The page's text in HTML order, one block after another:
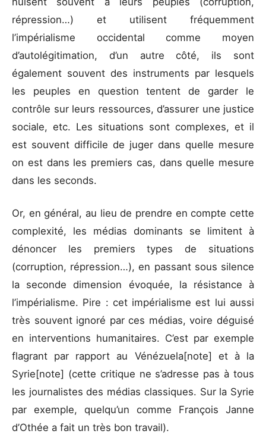
répression…) et utilisent fréquemment
l’impérialisme occidental comme moyen
d’autolégitimation, d’un autre côté, ils sont
également souvent des instruments par lesquels
les peuples en question tentent de garder le
contrôle sur leurs ressources, d’assurer une justice
sociale, etc. Les situations sont complexes, et il
est souvent difficile de juger dans quelle mesure
on est dans les premiers cas, dans quelle mesure
dans les seconds.
Or, en général, au lieu de prendre en compte cette
complexité, les médias dominants se limitent à
dénoncer les premiers types de situations
(corruption, répression…), en passant sous silence
la seconde dimension évoquée, la résistance à
l’impérialisme. Pire : cet impérialisme est lui aussi
très souvent ignoré par ces médias, voire déguisé
en interventions humanitaires. C’est par exemple
flagrant par rapport au Vénézuela[note] et à la
Syrie[note] (cette critique ne s’adresse pas à tous
les journalistes des médias classiques. Sur la Syrie
par exemple, quelqu’un comme François Janne
d’Othée a fait un très bon travail).